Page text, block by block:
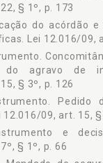
petição inicial, p. 44
de documentos,
poder da
p. 48
segurança sem
do mandado de
§ 1º, p. 173
do acórdão
Lei 12.016/09,
do agravo de
§ 3º, p. 126
Pedido
09, art. 15, §
e
§ 1º, p. 66